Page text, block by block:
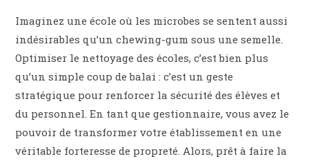
Imaginez une école où les microbes se sentent aussi
indésirables qu’un chewing-gum sous une semelle.
Optimiser le nettoyage des écoles, c’est bien plus
qu’un simple coup de balai : c’est un geste
stratégique pour renforcer la sécurité des élèves et
du personnel. En tant que gestionnaire, vous avez le
pouvoir de transformer votre établissement en une
véritable forteresse de propreté. Alors, prêt à faire la